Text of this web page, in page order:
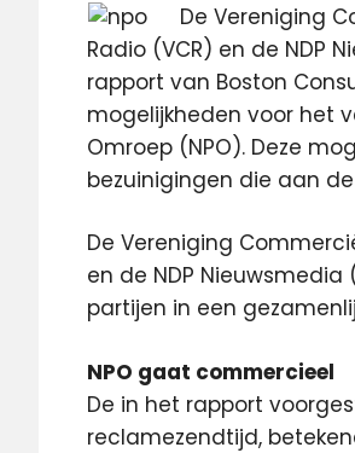
De Vereniging
Radio (VCR) en de NDP
rapport van Boston
mogelijkheden voor het
Omroep (NPO). Deze
bezuinigingen die aan
De Vereniging
en de NDP
partijen in een
NPO gaat commercieel
De in het rapport
reclamezendtijd,